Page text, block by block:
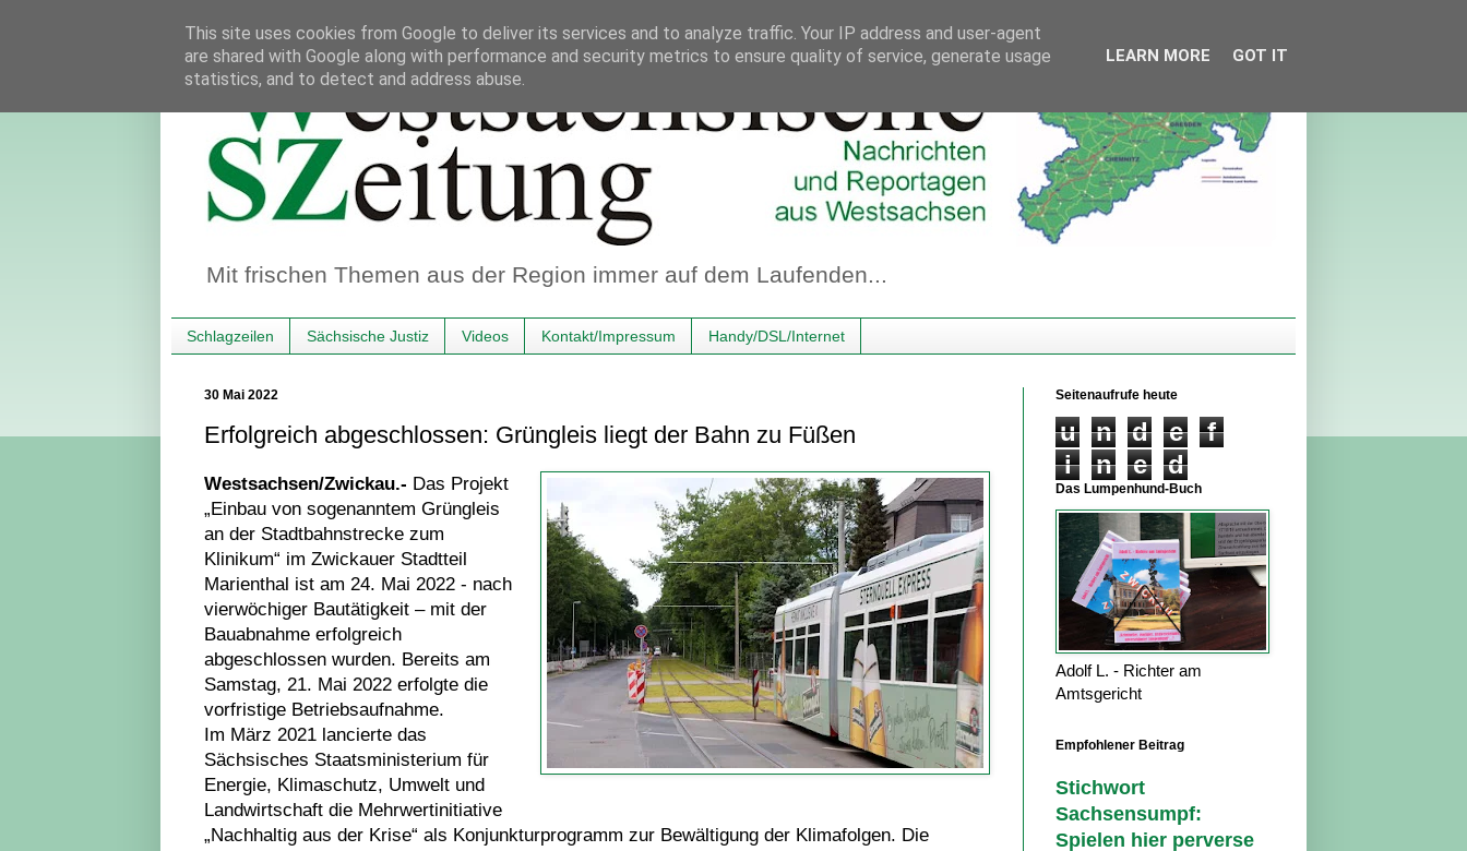
Mit frischen Themen aus der Region immer auf dem Laufenden...
Schlagzeilen Sächsische Justiz Videos Kontakt/Impressum Handy/DSL/Internet
30 Mai 2022
Erfolgreich abgeschlossen: Grüngleis liegt der Bahn zu Füßen
Westsachsen/Zwickau.- Das Projekt
„Einbau von sogenanntem Grüngleis
an der Stadtbahnstrecke zum
Klinikum“ im Zwickauer Stadtteil
Marienthal ist am 24. Mai 2022 - nach
vierwöchiger Bautätigkeit – mit der
Bauabnahme erfolgreich
abgeschlossen wurden. Bereits am
Samstag, 21. Mai 2022 erfolgte die
vorfristige Betriebsaufnahme.
Im März 2021 lancierte das
Sächsisches Staatsministerium für
Energie, Klimaschutz, Umwelt und
Landwirtschaft die Mehrwertinitiative
„Nachhaltig aus der Krise“ als Konjunkturprogramm zur Bewältigung der Klimafolgen. Die
Seitenaufrufe heute
u n d e
f
i
n e d
Das Lumpenhund-Buch
Adolf L. - Richter am
Amtsgericht
Empfohlener Beitrag
Stichwort
Sachsensumpf:
Spielen hier perverse
This site uses cookies from Google to deliver its services and to analyze traffic. Your IP address and user-agent
are shared with Google along with performance and security metrics to ensure quality of service, generate usage
statistics, and to detect and address abuse.
LEARN MORE GOT IT